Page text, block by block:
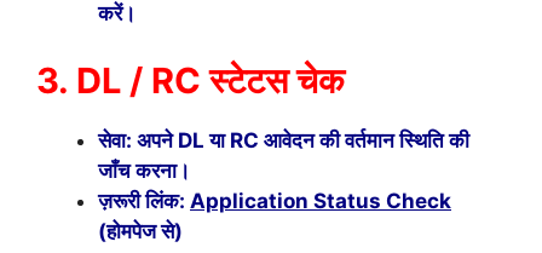
करें।
3. DL / RC स्टेटस चेक
सेवा: अपने DL या RC आवेदन की वर्तमान स्थिति की
जाँच करना।
ज़रूरी लिंक: Application Status Check
(होमपेज से)